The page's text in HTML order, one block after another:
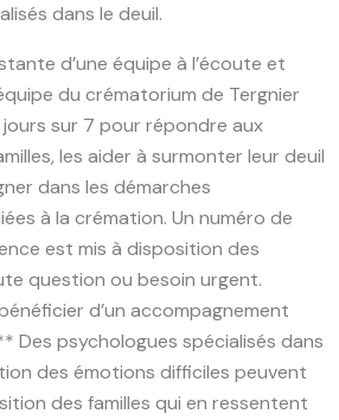
dans le deuil.
d’une équipe à l’écoute et
du crématorium de Tergnier
sur 7 pour répondre aux
les aider à surmonter leur deuil
dans les démarches
à la crémation. Un numéro de
est mis à disposition des
question ou besoin urgent.
d’un accompagnement
Des psychologues spécialisés dans
des émotions difficiles peuvent
des familles qui en ressentent